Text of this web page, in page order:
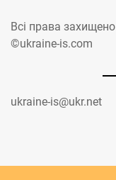
Всі права захищено
©ukraine-is.com
ukraine-is@ukr.net